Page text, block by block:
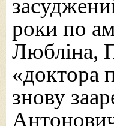
роки по
Любліна,
«доктора
знову